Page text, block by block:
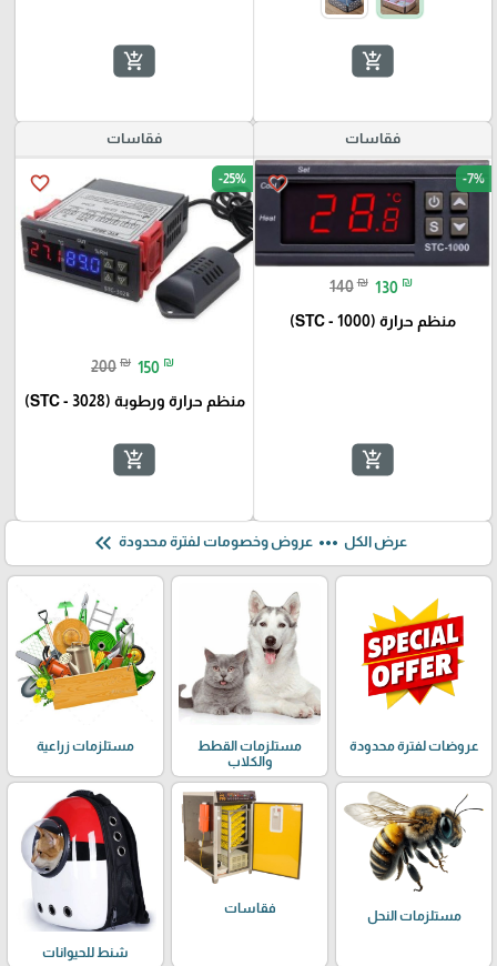
add_shopping_cart
add_shopping_cart
فقاسات
favorite_border -7%
140 ₪ 130 ₪
منظم حرارة (STC - 1000)
add_shopping_cart
فقاسات
favorite_border -25%
200 ₪ 150 ₪
منظم حرارة ورطوبة (STC - 3028)
add_shopping_cart
عرض الكل more_horiz عروض وخصومات لفترة محدودة keyboard_double_arrow_left
عروضات لفترة محدودة
مستلزمات القطط
والكلاب
مستلزمات زراعية
مستلزمات النحل
فقاسات
شنط للحيوانات